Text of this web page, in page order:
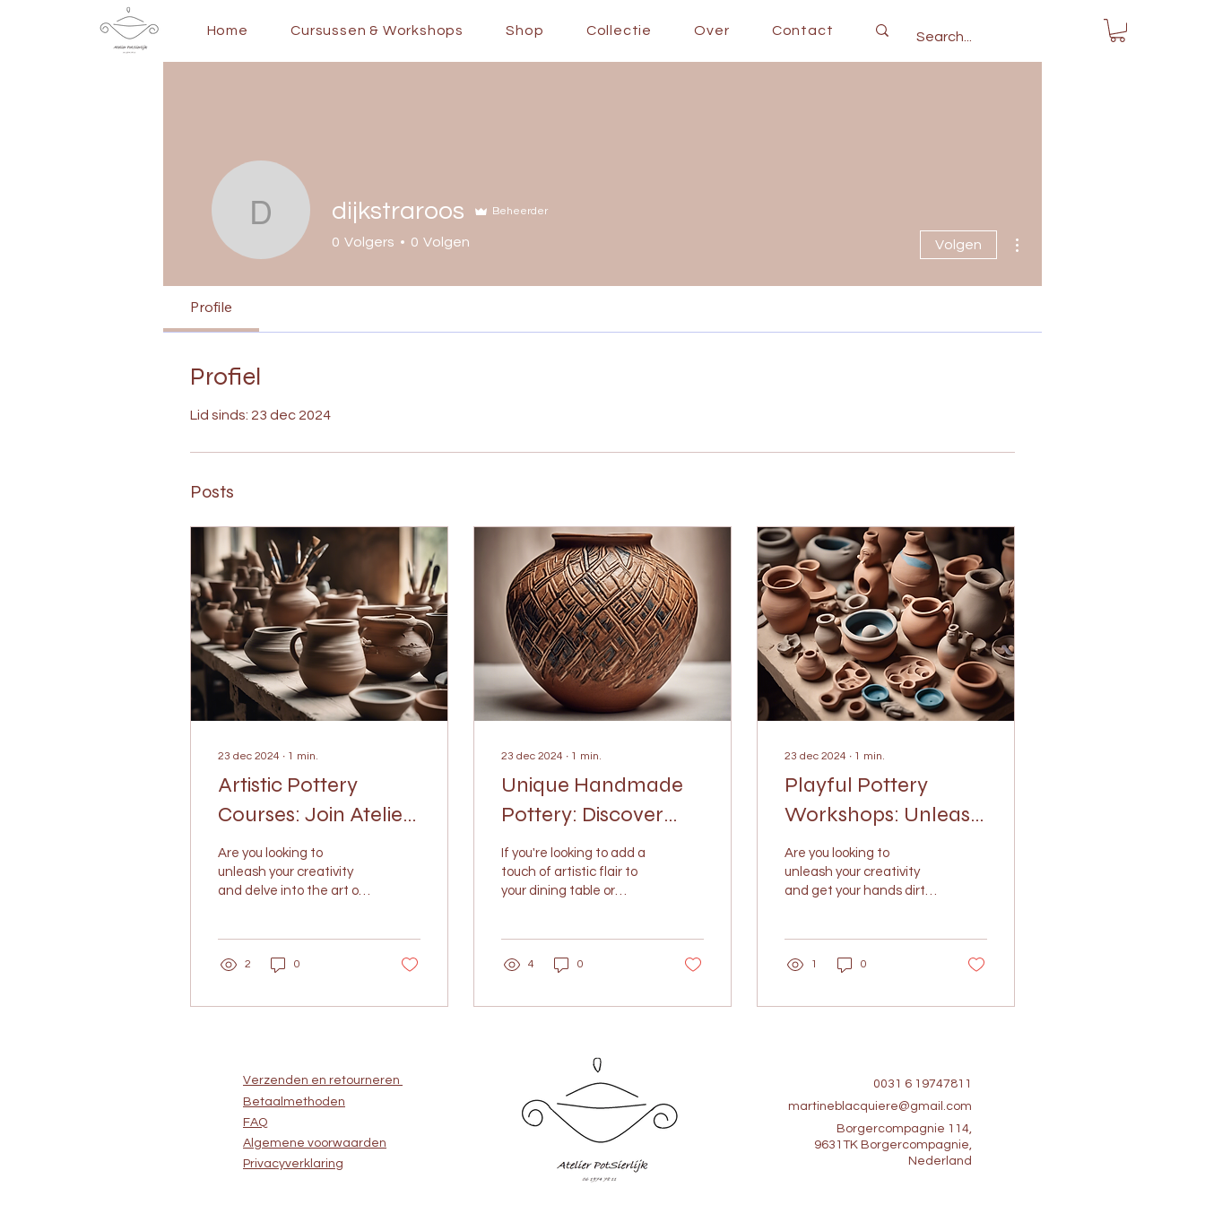
Home Cursussen & Workshops Shop Collectie Over Contact
dijkstraroos
dijkstraroos Beheerder
0 Volgers 0 Volgen Volgen
Profile
Profiel
Lid sinds: 23 dec 2024
Posts
23 dec 2024 ∙ 1 min.
Artistic Pottery
Courses: Join Atelier
Potsierlijk's Creative
Community
Are you looking to
unleash your creativity
and delve into the art of
2 0
23 dec 2024 ∙ 1 min.
Unique Handmade
Pottery: Discover
Atelier Potsierlijk's
Artistic Collection
If you're looking to add a
touch of artistic flair to
your dining table or
4 0
23 dec 2024 ∙ 1 min.
Playful Pottery
Workshops: Unleash
Your Creativity at
Atelier Potsierlijk
Are you looking to
unleash your creativity
and get your hands dirty
1 0
Verzenden en retourneren
Betaalmethoden
FAQ
Algemene voorwaarden
Privacyverklaring
0031 6 19747811
martineblacquiere@gmail.com
Borgercompagnie 114,
9631TK Borgercompagnie,
Nederland